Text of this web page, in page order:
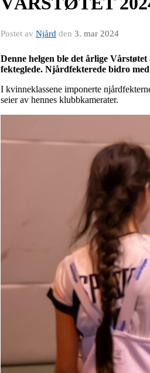
Postet av Njård den 3. mar 2024
Denne helgen ble det årlige
fekteglede. Njårdfekterede bidro
I kvinneklassene imponerte
seier av hennes klubbkamerater.